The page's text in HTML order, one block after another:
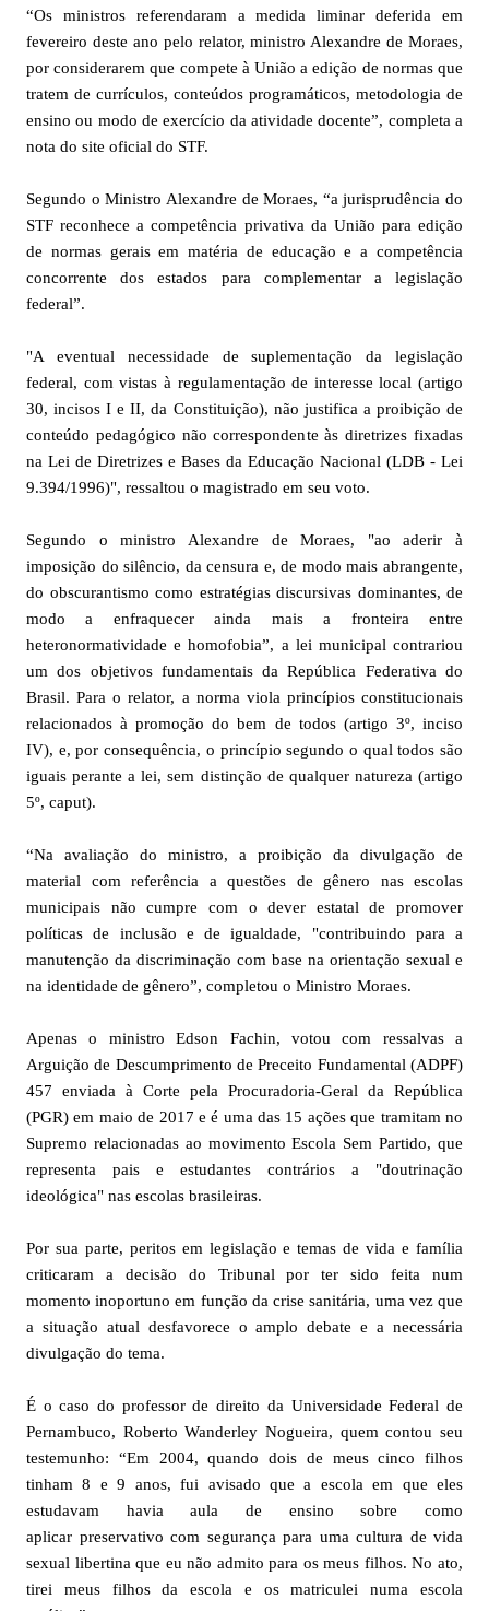
“Os ministros referendaram a medida liminar deferida em
fevereiro deste ano pelo relator, ministro Alexandre de Moraes,
por considerarem que compete à União a edição de normas que
tratem de currículos, conteúdos programáticos, metodologia de
ensino ou modo de exercício da atividade docente”, completa a
nota do site oficial do STF.
Segundo o Ministro Alexandre de Moraes, “a jurisprudência do
STF reconhece a competência privativa da União para edição
de normas gerais em matéria de educação e a competência
concorrente dos estados para complementar a legislação
federal”.
"A eventual necessidade de suplementação da legislação
federal, com vistas à regulamentação de interesse local (artigo
30, incisos I e II, da Constituição), não justifica a proibição de
conteúdo pedagógico não correspondente às diretrizes fixadas
na Lei de Diretrizes e Bases da Educação Nacional (LDB - Lei
9.394/1996)", ressaltou o magistrado em seu voto.
​Segundo o ministro Alexandre de Moraes, "ao aderir à
imposição do silêncio, da censura e, de modo mais abrangente,
do obscurantismo como estratégias discursivas dominantes, de
modo a enfraquecer ainda mais a fronteira entre
heteronormatividade e homofobia”, a lei municipal contrariou
um dos objetivos fundamentais da República Federativa do
Brasil. Para o relator, a norma viola princípios constitucionais
relacionados à promoção do bem de todos (artigo 3º, inciso
IV), e, por consequência, o princípio segundo o qual todos são
iguais perante a lei, sem distinção de qualquer natureza (artigo
5º, caput).
“Na avaliação do ministro, a proibição da divulgação de
material com referência a questões de gênero nas escolas
municipais não cumpre com o dever estatal de promover
políticas de inclusão e de igualdade, "contribuindo para a
manutenção da discriminação com base na orientação sexual e
na identidade de gênero”, completou o Ministro Moraes.
Apenas o ministro Edson Fachin, votou com ressalvas a
Arguição de Descumprimento de Preceito Fundamental (ADPF)
457 enviada à Corte pela Procuradoria-Geral da República
(PGR) em maio de 2017 e é uma das 15 ações que tramitam no
Supremo relacionadas ao movimento Escola Sem Partido, que
representa pais e estudantes contrários a "doutrinação
ideológica" nas escolas brasileiras.
Por sua parte, peritos em legislação e temas de vida e família
criticaram a decisão do Tribunal por ter sido feita num
momento inoportuno em função da crise sanitária, uma vez que
a situação atual desfavorece o amplo debate e a necessária
divulgação do tema.
É o caso do professor de direito da Universidade Federal de
Pernambuco, Roberto Wanderley Nogueira, quem contou seu
testemunho: “Em 2004, quando dois de meus cinco filhos
tinham 8 e 9 anos, fui avisado que a escola em que eles
estudavam havia aula de ensino sobre como
aplicar preservativo com segurança para uma cultura de vida
sexual libertina que eu não admito para os meus filhos. No ato,
tirei meus filhos da escola e os matriculei numa escola